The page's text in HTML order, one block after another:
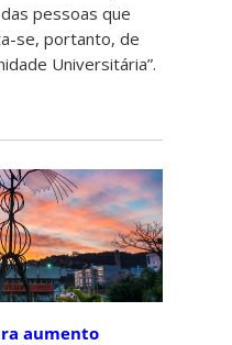
pessoas que
se, portanto, de
Universitária”.
aumento